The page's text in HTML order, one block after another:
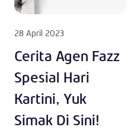
28 April 2023
Cerita Agen Fazz
Spesial Hari
Kartini, Yuk
Simak Di Sini!